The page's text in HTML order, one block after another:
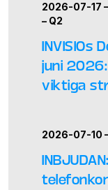
2026-07-17
– Q2
INVISIOs
juni
viktiga
2026-07-10